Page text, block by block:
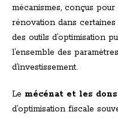
mécanismes, conçus
rénovation dans
des outils d’optimisation
l’ensemble des
d’investissement.
Le mécénat et les dons
d’optimisation fiscale